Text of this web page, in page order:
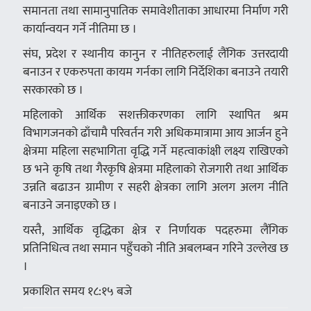
समानता तथा सामानुपातिक समावेशीताका आधारमा निर्माण गरी
कार्यान्वयन गर्ने नीतिमा छ ।
संघ, प्रदेश र स्थानीय कानुन र नीतिहरुलाई लैंगिक उत्तरदायी
बनाउन र एकरुपता कायम गर्नका लागि निर्देशिका बनाउने तयारी
सरकारको छ ।
महिलाको आर्थिक सशक्तीकरणका लागि स्थापित श्रम
विभागजनको ढाँचामै परिवर्तन गरी अधिकमात्रामा आय आर्जन हुने
क्षेत्रमा महिला सहभागिता वृद्धि गर्ने महत्वाकांक्षी लक्ष्य राखिएको
छ भने कृषि तथा गैरकृषि क्षेत्रमा महिलाको रोजगारी तथा आर्थिक
उन्नति बढाउन ग्रामीण र सहरी क्षेत्रका लागि अलग अलग नीति
बनाउने जनाइएको छ ।
यस्तै, आर्थिक वृद्धिका क्षेत्र र निर्णायक पदहरुमा लैंगिक
प्रतिनिधित्व तथा समान पहुँचको नीति अबलम्बन गरिने उल्लेख छ
।
प्रकाशित समय १८:१५ बजे